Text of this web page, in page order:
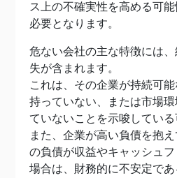
ス上の不確実性を高める可
必要となります。
危ない会社の主な特徴には
失が含まれます。
これは、その企業が持続可
持っていない、または市場
ていないことを示唆している
また、企業が高い負債を抱
の負債が収益やキャッシュ
場合は、財務的に不安定で